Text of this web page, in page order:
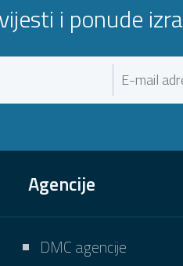
i ponude
Agencije
DMC agencije